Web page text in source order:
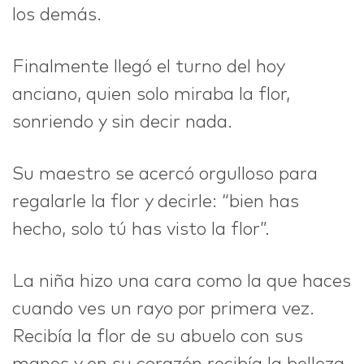
los demás.
Finalmente llegó el turno del hoy
anciano, quien solo miraba la flor,
sonriendo y sin decir nada.
Su maestro se acercó orgulloso para
regalarle la flor y decirle: “bien has
hecho, solo tú has visto la flor”.
La niña hizo una cara como la que haces
cuando ves un rayo por primera vez.
Recibía la flor de su abuelo con sus